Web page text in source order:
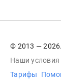
© 2013 —
Наши условия
Тарифы